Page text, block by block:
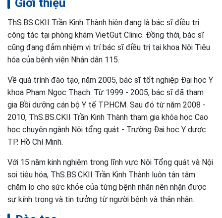
ThS.BS.CKII Trần Kinh Thành hiện đang là bác sĩ điều trị
công tác tại phòng khám VietGut Clinic. Đồng thời, bác sĩ
cũng đang đảm nhiệm vị trí bác sĩ điều trị tại khoa Nội Tiêu
hóa của bệnh viện Nhân dân 115.
Về quá trình đào tạo, năm 2005, bác sĩ tốt nghiệp Đại học Y
khoa Phạm Ngọc Thạch. Từ 1999 - 2005, bác sĩ đã tham
gia Bồi dưỡng cán bộ Y tế TP.HCM. Sau đó từ năm 2008 -
2010, ThS.BS.CKII Trần Kinh Thành tham gia khóa học Cao
học chuyên ngành Nội tổng quát - Trường Đại học Y dược
TP. Hồ Chí Minh.
Với 15 năm kinh nghiệm trong lĩnh vực Nội Tổng quát và Nội
soi tiêu hóa, ThS.BS.CKII Trần Kinh Thành luôn tận tâm
chăm lo cho sức khỏe của từng bệnh nhân nên nhận được
sự kính trọng và tin tưởng từ người bệnh và thân nhân.